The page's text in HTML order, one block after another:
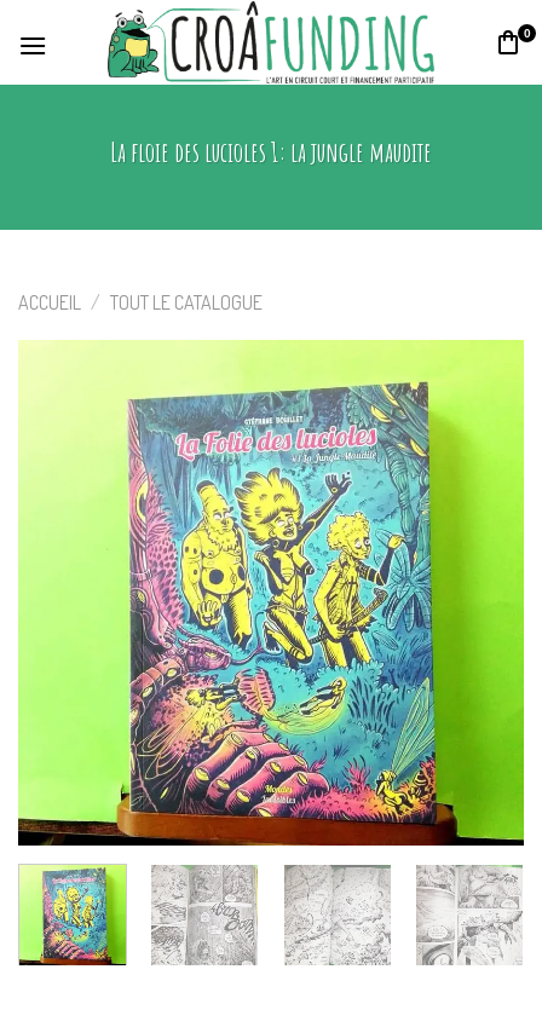
0
La floie des lucioles 1: la jungle maudite
ACCUEIL / TOUT LE CATALOGUE